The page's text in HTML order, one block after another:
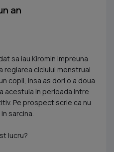
an
sa iau Kiromin impreuna
reglarea ciclului menstrual
copil, insa as dori o a doua
acestuia in perioada intre
Pe prospect scrie ca nu
sarcina.
lucru?